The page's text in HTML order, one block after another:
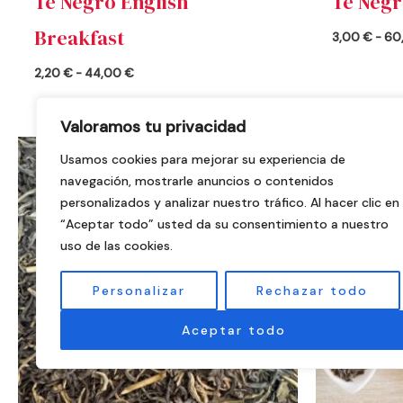
Valoramos tu privacidad
Usamos cookies para mejorar su experiencia de
navegación, mostrarle anuncios o contenidos
personalizados y analizar nuestro tráfico. Al hacer clic en
“Aceptar todo” usted da su consentimiento a nuestro
uso de las cookies.
Personalizar Rechazar todo
Aceptar todo
Breakfast
2,20€ - 44,00€
3,00€ -
de
precios:
desde
3,40 €
hasta